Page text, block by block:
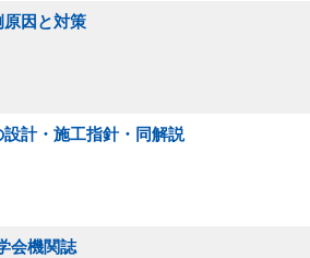
因と対策
計・施工指針・同解説
会機関誌